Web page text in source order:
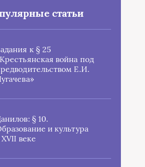
статьи
к § 25
война под
Е.И.
§ 10.
и культура
XVII веке